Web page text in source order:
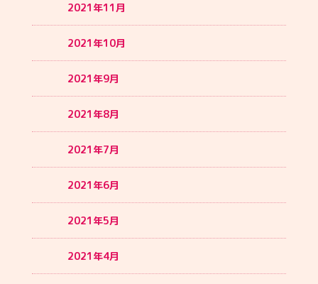
2021年11月
2021年10月
2021年9月
2021年8月
2021年7月
2021年6月
2021年5月
2021年4月